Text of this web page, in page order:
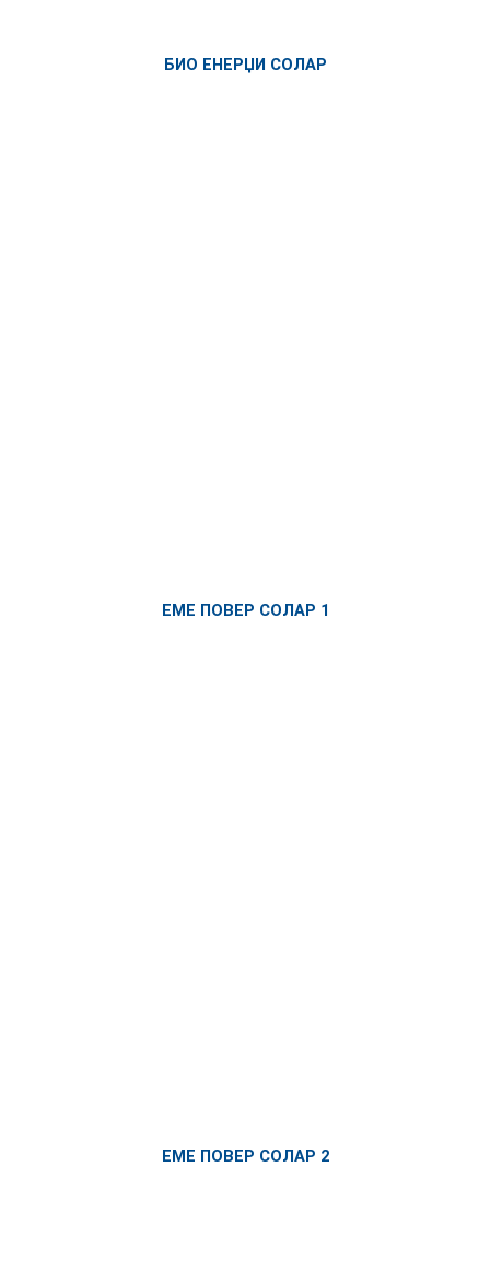
БИО ЕНЕРЏИ СОЛАР
ЕМЕ ПОВЕР СОЛАР 1
ЕМЕ ПОВЕР СОЛАР 2